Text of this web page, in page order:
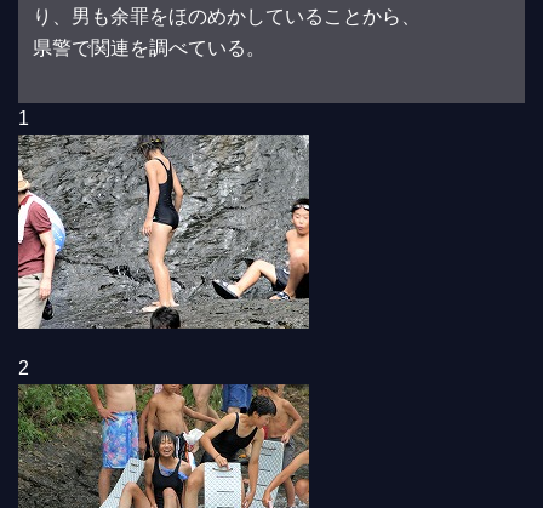
り、男も余罪をほのめかしていることから、
県警で関連を調べている。
1
2